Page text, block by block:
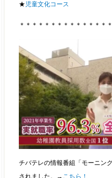
★ 児童文化コース
＊＊＊＊＊＊＊＊＊＊＊＊＊＊
チバテレの情報番組「モーニン
されました。→ こちら！